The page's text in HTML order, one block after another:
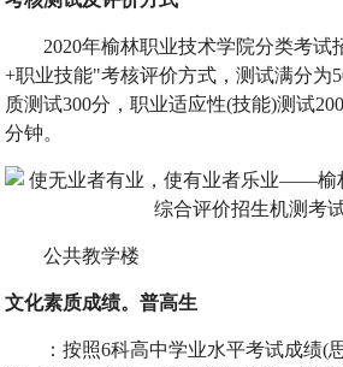
2020年榆林职业技术学院分类考试
+职业技能"考核评价方式，测试满分为
质测试300分，职业适应性(技能)测试
分钟。
公共教学楼
文化素质成绩。普高生
：按照6科高中学业水平考试成绩(